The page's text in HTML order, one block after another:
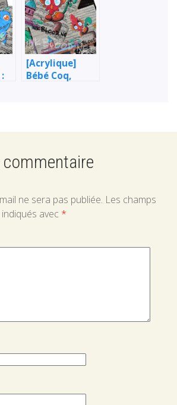
[Acrylique]
Bébé Coq,
ne sera pas publiée. Les champs
avec *